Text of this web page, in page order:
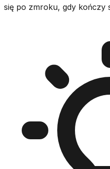
się po zmroku, gdy kończy